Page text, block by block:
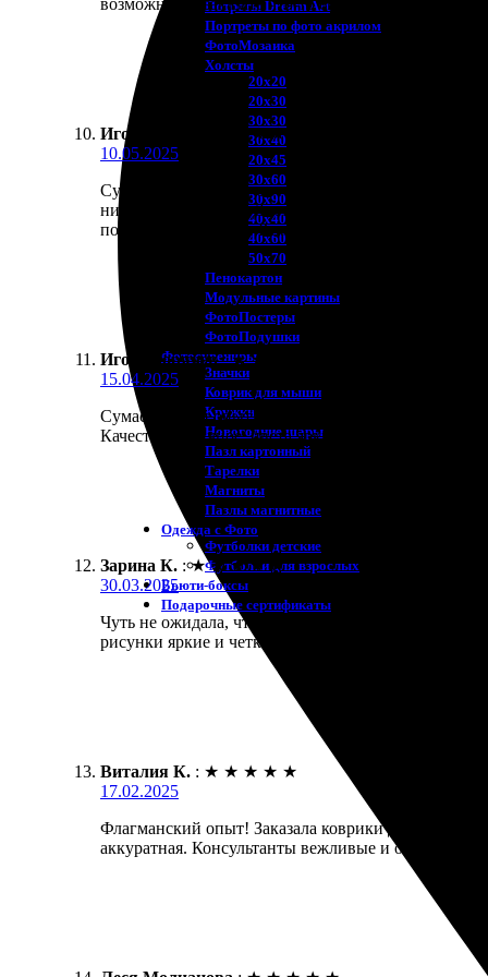
Потреты Dream Art
Портреты по фото акрилом
ФотоМозаика
Холсты
20х20
20х30
30х30
30х40
20х45
30х60
30х90
40х40
40х60
50х70
Пенокартон
Модульные картины
ФотоПостеры
ФотоПодушки
Фотоcувениры
Значки
Коврик для мыши
Кружки
Новогодние шары
Пазл картонный
Тарелки
Магниты
Пазлы магнитные
Одежда с Фото
Футболки детские
Футболки для взрослых
Бьюти-боксы
Подарочные сертификаты
Игорь Горячев ★ ★
10.05.2025
Сумасшедший опыт с этой компанией! Заказал
никаких заморочек. Доставка пришла в срок,
по сути радуют глаз. Рекомендую, не разочаруетесь!
Игорь Горячев : ★ ★
15.04.2025
Сумасшедший опыт! Заказал коврик для мыши.
Качество отличное, цвета яркие. Приятно удивил
Зарина К. : ★ ★ ★ ★ ★
30.03.2025
Чуть не ожидала, что получится так здорово!
рисунки яркие и четкие. Доставка всего за
Виталия К. : ★ ★ ★ ★ ★
17.02.2025
Флагманский опыт! Заказала коврики для мыши.
аккуратная. Консультанты вежливые и